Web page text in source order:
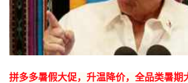
拼多多暑假大促，升温降价，全品类暑期